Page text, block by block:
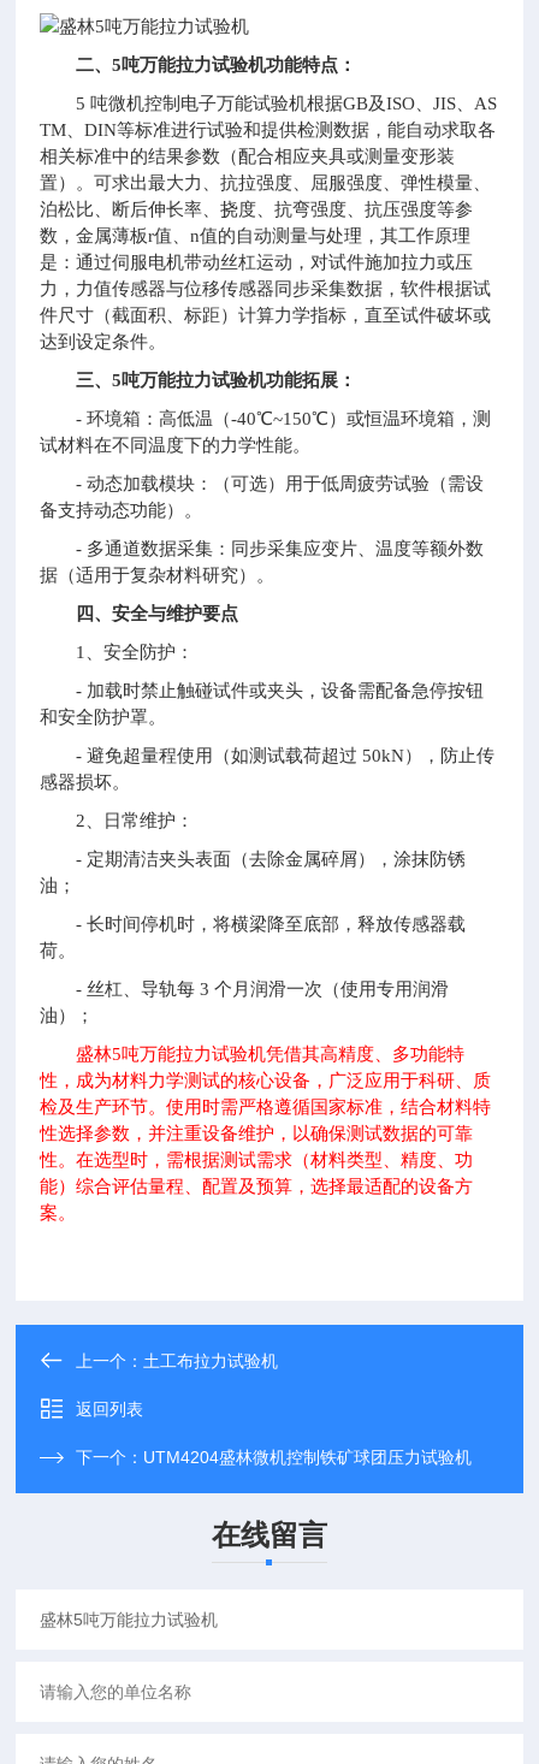
二、5吨万能拉力试验机功能特点：
5 吨微机控制电子万能试验机根据GB及ISO、JIS、AS
TM、DIN等标准进行试验和提供检测数据，能自动求取各
相关标准中的结果参数（配合相应夹具或测量变形装
置）。可求出最大力、抗拉强度、屈服强度、弹性模量、
泊松比、断后伸长率、挠度、抗弯强度、抗压强度等参
数，金属薄板r值、n值的自动测量与处理，其工作原理
是：通过伺服电机带动丝杠运动，对试件施加拉力或压
力，力值传感器与位移传感器同步采集数据，软件根据试
件尺寸（截面积、标距）计算力学指标，直至试件破坏或
达到设定条件。
三、5吨万能拉力试验机功能拓展：
- 环境箱：高低温（-40℃~150℃）或恒温环境箱，测
试材料在不同温度下的力学性能。
- 动态加载模块：（可选）用于低周疲劳试验（需设
备支持动态功能）。
- 多通道数据采集：同步采集应变片、温度等额外数
据（适用于复杂材料研究）。
四、安全与维护要点
1、安全防护：
- 加载时禁止触碰试件或夹头，设备需配备急停按钮
和安全防护罩。
- 避免超量程使用（如测试载荷超过 50kN），防止传
感器损坏。
2、日常维护：
- 定期清洁夹头表面（去除金属碎屑），涂抹防锈
油；
- 长时间停机时，将横梁降至底部，释放传感器载
荷。
- 丝杠、导轨每 3 个月润滑一次（使用专用润滑
油）；
盛林5吨万能拉力试验机凭借其高精度、多功能特
性，成为材料力学测试的核心设备，广泛应用于科研、质
检及生产环节。使用时需严格遵循国家标准，结合材料特
性选择参数，并注重设备维护，以确保测试数据的可靠
性。在选型时，需根据测试需求（材料类型、精度、功
能）综合评估量程、配置及预算，选择最适配的设备方
案。
上一个： 土工布拉力试验机
返回列表
下一个： UTM4204盛林微机控制铁矿球团压力试验机
在线留言